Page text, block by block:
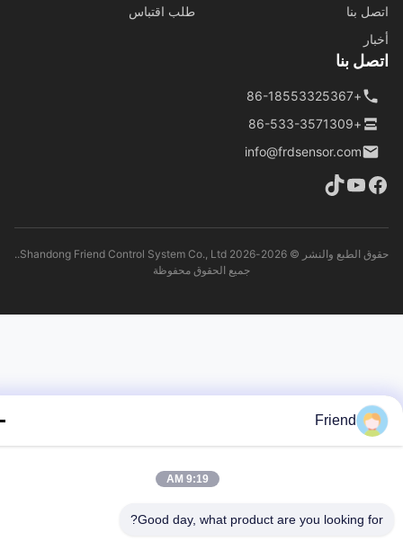
بنا
طلب اقتباس
بنا
info@frdsensor.com
حقوق الطبع والنشر © 2026-2026 Shandong Friend Control System Co., Ltd..
جميع الحقوق محفوظة
Friend
9:19 AM
Good day, what product are you looking